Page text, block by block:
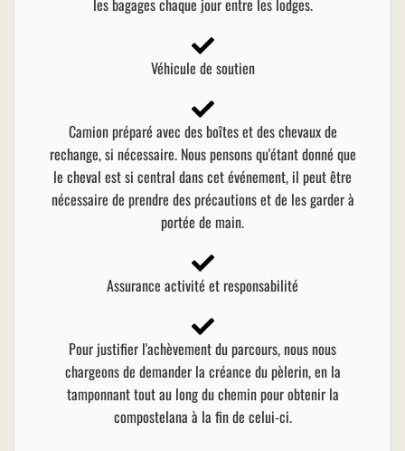
les bagages chaque jour entre les lodges.
Véhicule de soutien
Camion préparé avec des boîtes et des chevaux de
rechange, si nécessaire. Nous pensons qu'étant donné que
le cheval est si central dans cet événement, il peut être
nécessaire de prendre des précautions et de les garder à
portée de main.
Assurance activité et responsabilité
Pour justifier l'achèvement du parcours, nous nous
chargeons de demander la créance du pèlerin, en la
tamponnant tout au long du chemin pour obtenir la
compostelana à la fin de celui-ci.